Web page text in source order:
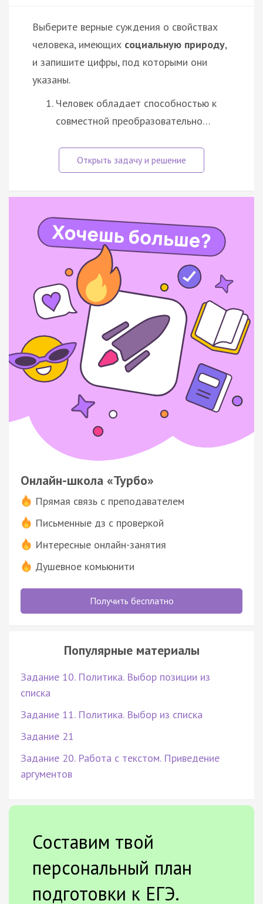
Выберите верные суждения о свойствах
человека, имеющих социальную природу,
и запишите цифры, под которыми они
указаны.
Человек обладает способностью к
совместной преобразовательно…
Онлайн-школа «Турбо»
Прямая связь с преподавателем
Письменные дз с проверкой
Интересные онлайн-занятия
Душевное комьюнити
Получить бесплатно
Популярные материалы
Задание 10. Политика. Выбор позиции из
списка
Задание 11. Политика. Выбор из списка
Задание 21
Задание 20. Работа с текстом. Приведение
аргументов
Составим твой
персональный план
подготовки к ЕГЭ.